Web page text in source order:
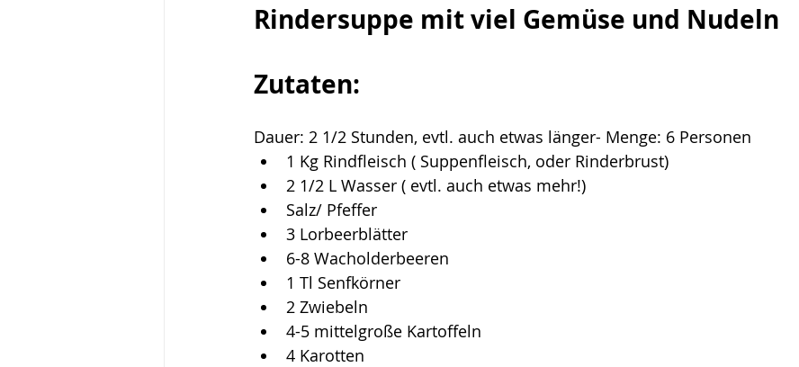
Rindersuppe mit viel Gemüse und Nudeln
Zutaten:
Dauer: 2 1/2 Stunden, evtl. auch etwas länger- Menge: 6 Personen
1 Kg Rindfleisch ( Suppenfleisch, oder Rinderbrust)
2 1/2 L Wasser ( evtl. auch etwas mehr!)
Salz/ Pfeffer
3 Lorbeerblätter
6-8 Wacholderbeeren
1 Tl Senfkörner
2 Zwiebeln
4-5 mittelgroße Kartoffeln
4 Karotten